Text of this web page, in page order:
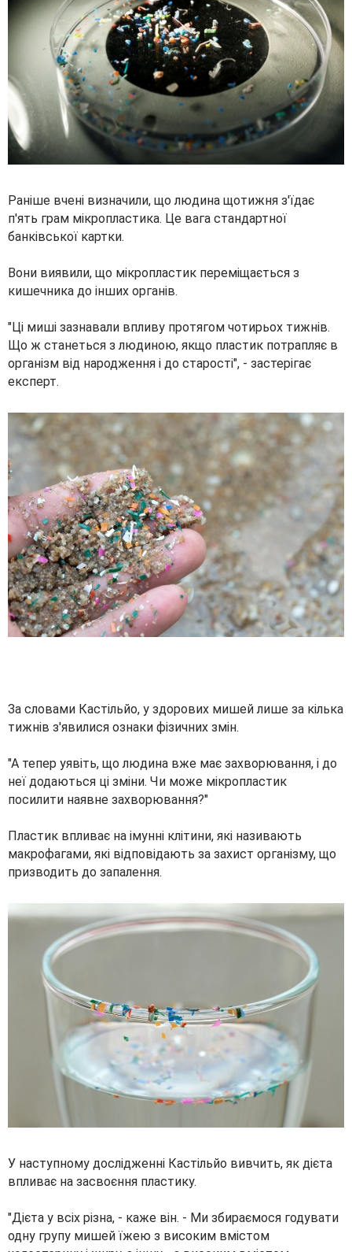
Раніше вчені визначили, що людина щотижня з'їдає
п'ять грам мікропластика. Це вага стандартної
банківської картки.
Вони виявили, що мікропластик переміщається з
кишечника до інших органів.
"Ці миші зазнавали впливу протягом чотирьох тижнів.
Що ж станеться з людиною, якщо пластик потрапляє в
організм від народження і до старості", - застерігає
експерт.
За словами Кастільйо, у здорових мишей лише за кілька
тижнів з'явилися ознаки фізичних змін.
"А тепер уявіть, що людина вже має захворювання, і до
неї додаються ці зміни. Чи може мікропластик
посилити наявне захворювання?"
Пластик впливає на імунні клітини, які називають
макрофагами, які відповідають за захист організму, що
призводить до запалення.
У наступному дослідженні Кастільйо вивчить, як дієта
впливає на засвоєння пластику.
"Дієта у всіх різна, - каже він. - Ми збираємося годувати
одну групу мишей їжею з високим вмістом